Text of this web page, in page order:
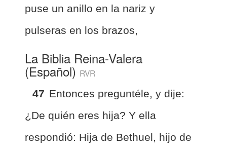
puse un anillo en la nariz y
pulseras en los brazos,
La Biblia Reina-Valera
(Español) RVR
47 Entonces preguntéle, y dije:
¿De quién eres hija? Y ella
respondió: Hija de Bethuel, hijo de